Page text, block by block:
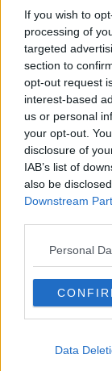
If you wish to
processing of
targeted
section to
opt-out request
interest-based
us or personal
your opt-out.
disclosure of
IAB’s list of
also be
Downstream
Personal
Data
La Cop 30, i
Arrostire il
latticini
​Cop 30, uragani
La
PTSD e suicidi
dell’ignoranza
Il Wenzi e la
​Il tecno-
​I comici e il
​La virtù secondo
Le Pax imperiali
Un mondo
​Karen Horney e
​I bulli vanno
L’invertebrata
Trump soffre, la
​Il Nobel per la
​Alessandro